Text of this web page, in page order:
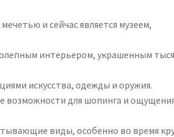
и сейчас является музеем,
интерьером, украшенным
искусства, одежды и оружия.
возможности для шопинга и
виды, особенно во время